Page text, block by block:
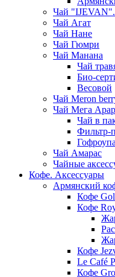
Чай
Чай Агат
Чай Нане
Чай Гюмри
Чай Манана
Чай
Био-
Весовой
Чай Meron
Чай Мега
Чай в
Фильтр-
Чай Амарас
Чайные
Кофе. Аксессуары
Армянский
Кофе
Кофе
Кофе
Le Café
Кофе